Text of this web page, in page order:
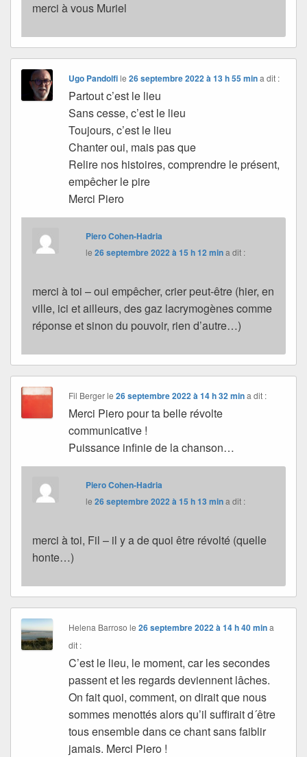
merci à vous Muriel
Ugo Pandolfile26 septembre 2022 à 13 h 55 min a dit :
Partout c’est le lieu
Sans cesse, c’est le lieu
Toujours, c’est le lieu
Chanter oui, mais pas que
Relire nos histoires, comprendre le présent,
empêcher le pire
Merci Piero
Piero Cohen-Hadria
le26 septembre 2022 à 15 h 12 mina dit :
merci à toi – oui empêcher, crier peut-être (hier, en
ville, ici et ailleurs, des gaz lacrymogènes comme
réponse et sinon du pouvoir, rien d’autre…)
Fil Bergerle26 septembre 2022 à 14 h 32 min a dit :
Merci Piero pour ta belle révolte
communicative !
Puissance infinie de la chanson…
Piero Cohen-Hadria
le26 septembre 2022 à 15 h 13 mina dit :
merci à toi, Fil – il y a de quoi être révolté (quelle
honte…)
Helena Barroso le26 septembre 2022 à 14 h 40 min a
dit :
C’est le lieu, le moment, car les secondes
passent et les regards deviennent lâches.
On fait quoi, comment, on dirait que nous
sommes menottés alors qu’il suffirait d´être
tous ensemble dans ce chant sans faiblir
jamais. Merci Piero !